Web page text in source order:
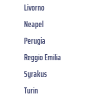
Livorno
Neapel
Perugia
Reggio Emilia
Syrakus
Turin